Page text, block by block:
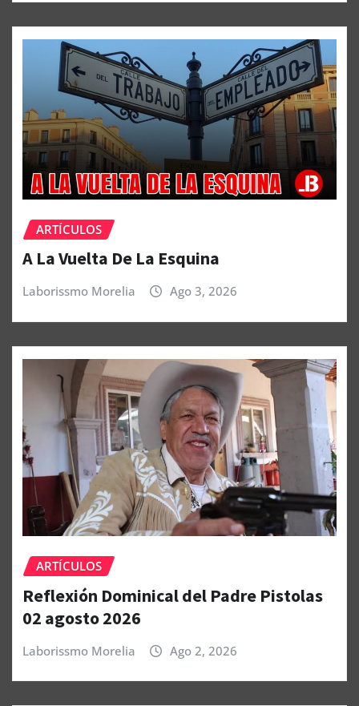
ARTÍCULOS
A La Vuelta De La Esquina
Laborissmo Morelia Ago 3, 2026
ARTÍCULOS
Reflexión Dominical del Padre Pistolas
02 agosto 2026
Laborissmo Morelia Ago 2, 2026